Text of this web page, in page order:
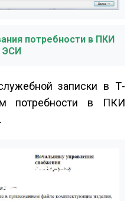
потребности в ПКИ
ЭСИ
записки в T­
потребности в ПКИ